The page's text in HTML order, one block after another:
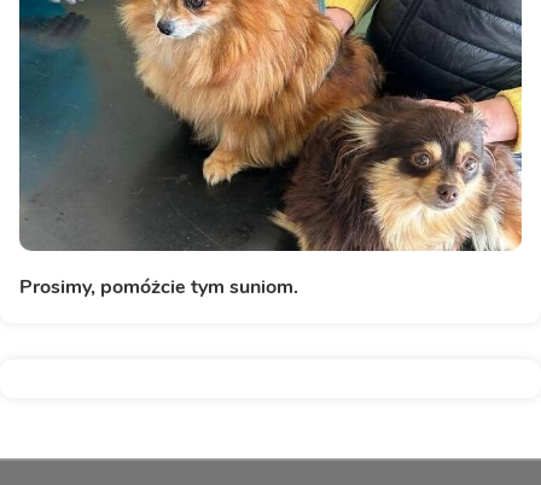
Prosimy, pomóżcie tym suniom.